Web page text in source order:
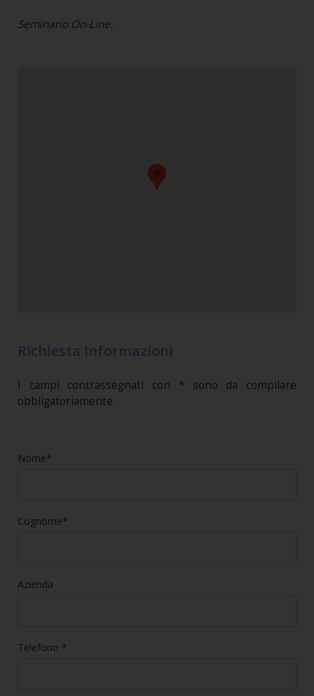
Seminario On-Line.
Richiesta Informazioni
I campi contrassegnati con * sono da compilare
obbligatoriamente
Nome*
Cognome*
Azienda
Telefono *